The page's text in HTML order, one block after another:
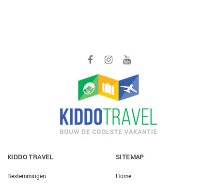
KIDDO TRAVEL
Bestemmingen
SITEMAP
Home